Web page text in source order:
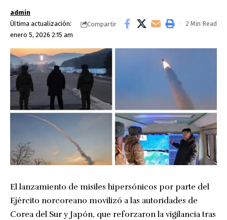
Última actualización:
enero 5, 2026 2:15 am
admin
Compartir
2 Min Read
El lanzamiento de misiles hipersónicos por parte del
Ejército norcoreano movilizó a las autoridades de
Corea del Sur y Japón, que reforzaron la vigilancia tras